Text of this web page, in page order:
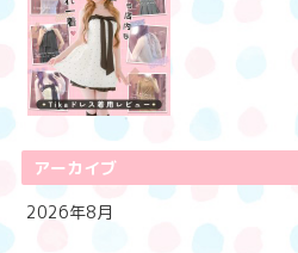
アーカイブ
2026年8月